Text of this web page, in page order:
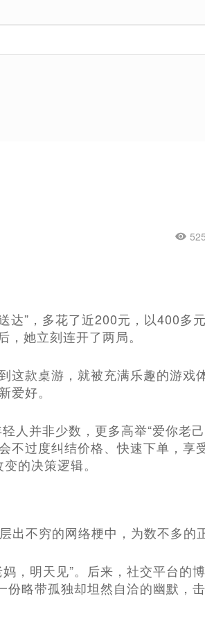
达”，多花了近200元，以400多
她立刻连开了两局。
这款桌游，就被充满乐趣的游戏
好。
人并非少数，更多高举“爱你老己
不过度纠结价格、快速下单，享
的决策逻辑。
不穷的网络梗中，为数不多的
，明天见”。后来，社交平台的
略带孤独却坦然自洽的幽默，